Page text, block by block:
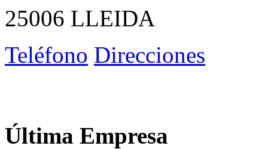
25006 LLEIDA
Teléfono Direcciones
Última Empresa